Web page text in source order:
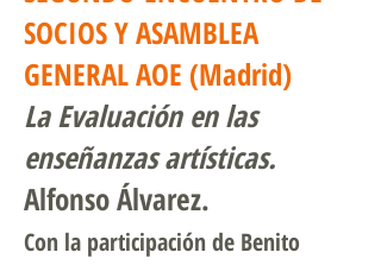
SOCIOS Y ASAMBLEA
GENERAL AOE (Madrid)
La Evaluación en las
enseñanzas artísticas.
Alfonso Álvarez.
Con la participación de Benito